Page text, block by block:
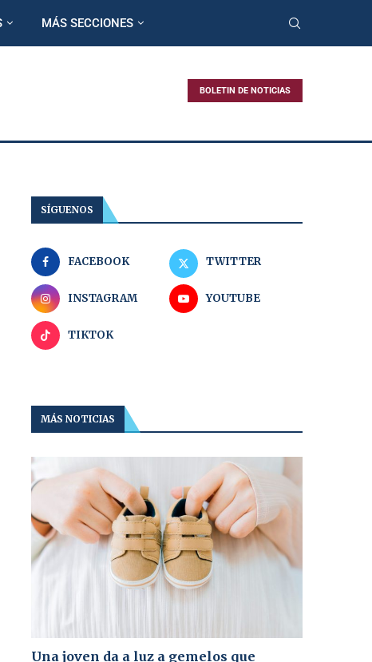
MÁS SECCIONES
BOLETIN DE NOTICIAS
SÍGUENOS
FACEBOOK TWITTER
INSTAGRAM YOUTUBE
TIKTOK
MÁS NOTICIAS
Una joven da a luz a gemelos que